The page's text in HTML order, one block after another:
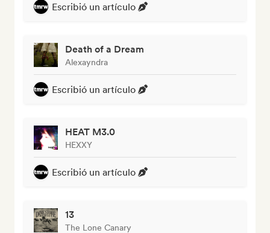
Escribió un artículo
Death of a Dream
Alexayndra
Escribió un artículo
HEAT M3.0
HEXXY
Escribió un artículo
13
The Lone Canary